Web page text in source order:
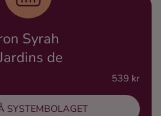
Syrah
de
539 kr
SYSTEMBOLAGET